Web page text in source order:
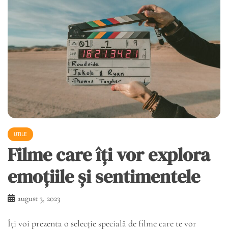
UTILE
Filme care îți vor explora
emoțiile și sentimentele
august 3, 2023
Îți voi prezenta o selecție specială de filme care te vor